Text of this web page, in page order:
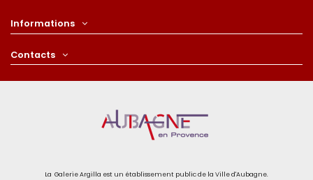
Informations
Contacts
La Galerie Argilla est un établissement public de la Ville d'Aubagne.